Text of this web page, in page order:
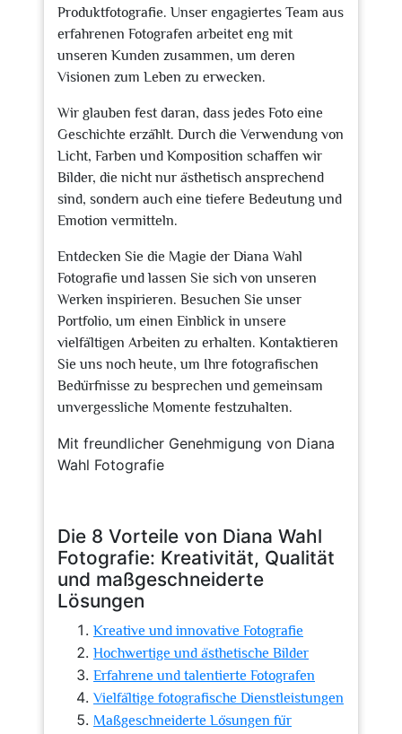
Produktfotografie. Unser engagiertes Team aus
erfahrenen Fotografen arbeitet eng mit
unseren Kunden zusammen, um deren
Visionen zum Leben zu erwecken.
Wir glauben fest daran, dass jedes Foto eine
Geschichte erzählt. Durch die Verwendung von
Licht, Farben und Komposition schaffen wir
Bilder, die nicht nur ästhetisch ansprechend
sind, sondern auch eine tiefere Bedeutung und
Emotion vermitteln.
Entdecken Sie die Magie der Diana Wahl
Fotografie und lassen Sie sich von unseren
Werken inspirieren. Besuchen Sie unser
Portfolio, um einen Einblick in unsere
vielfältigen Arbeiten zu erhalten. Kontaktieren
Sie uns noch heute, um Ihre fotografischen
Bedürfnisse zu besprechen und gemeinsam
unvergessliche Momente festzuhalten.
Mit freundlicher Genehmigung von Diana
Wahl Fotografie
Die 8 Vorteile von Diana Wahl
Fotografie: Kreativität, Qualität
und maßgeschneiderte
Lösungen
Kreative und innovative Fotografie
Hochwertige und ästhetische Bilder
Erfahrene und talentierte Fotografen
Vielfältige fotografische Dienstleistungen
Maßgeschneiderte Lösungen für